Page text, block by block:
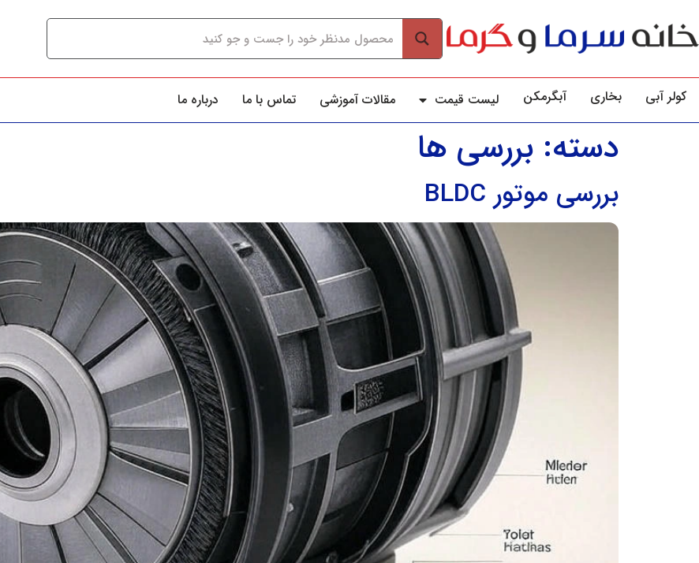
کولر آبي بخاری آبگرمکن لیست قیمت مقالات آموزشی تماس با ما درباره ما
دسته: بررسی ها
بررسی موتور BLDC